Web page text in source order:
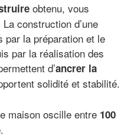
obtenu, vous
construction d’une
par la préparation et le
par la réalisation des
d’ancrer la
solidité et stabilité.
maison oscille entre 100